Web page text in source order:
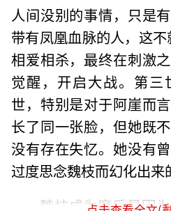
人间没别的事情，只是
带有凤凰血脉的人，这
相爱相杀，最终在刺激
觉醒，开启大战。第
世，特别是对于阿崖而
长了同一张脸，但她既
没有存在失忆。她没有
过度思念魏枝而幻化出来
魏枝成为魔后是因